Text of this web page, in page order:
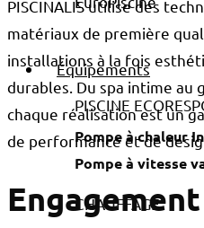
Équipements
PISCINE
Pompe à chaleur
Pompe à vitesse
CHAUFFAGE
PISCINALIS utilise des
matériaux de première
installations à la fois
durables. Du spa intime au
chaque réalisation est un
de performance et de